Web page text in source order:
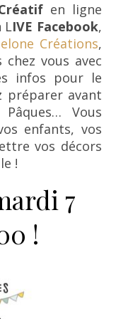
en ligne
LIVE Facebook,
Créations,
vous avec
infos pour le
préparer avant
Vous
enfants, vos
vos décors
!
7
!